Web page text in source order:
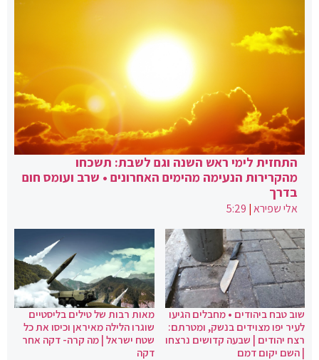
התחזית לימי ראש השנה וגם לשבת: תשכחו
מהקרירות הנעימה מהימים האחרונים • שרב ועומס חום
בדרך
אלי שפירא|
5:29
שוב טבח ביהודים • מחבלים הגיעו
לעיר יפו מצוידים בנשק, ומטרתם:
רצח יהודים | שבעה קדושים נרצחו
| השם יקום דמם
מאות רבות של טילים בליסטיים
שוגרו הלילה מאיראן וכיסו את כל
שטח ישראל | מה קרה- דקה אחר
דקה